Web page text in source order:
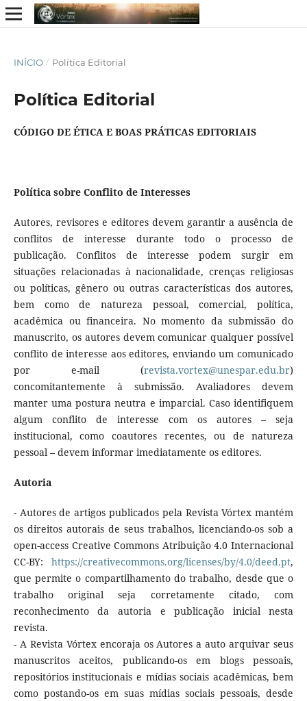
INÍCIO / Política Editorial
Política Editorial
CÓDIGO DE ÉTICA E BOAS PRÁTICAS EDITORIAIS
Política sobre Conflito de Interesses
Autores, revisores e editores devem garantir a ausência de
conflitos de interesse durante todo o processo de
publicação. Conflitos de interesse podem surgir em
situações relacionadas à nacionalidade, crenças religiosas
ou políticas, gênero ou outras características dos autores,
bem como de natureza pessoal, comercial, política,
acadêmica ou financeira. No momento da submissão do
manuscrito, os autores devem comunicar qualquer possível
conflito de interesse aos editores, enviando um comunicado
por e-mail (revista.vortex@unespar.edu.br)
concomitantemente à submissão. Avaliadores devem
manter uma postura neutra e imparcial. Caso identifiquem
algum conflito de interesse com os autores – seja
institucional, como coautores recentes, ou de natureza
pessoal – devem informar imediatamente os editores.
Autoria
- Autores de artigos publicados pela Revista Vórtex mantém
os direitos autorais de seus trabalhos, licenciando-os sob a
open-access Creative Commons Atribuição 4.0 Internacional
CC-BY:https://creativecommons.org/licenses/by/4.0/deed.pt,
que permite o compartilhamento do trabalho, desde que o
trabalho original seja corretamente citado, com
reconhecimento da autoria e publicação inicial nesta
revista.
- A Revista Vórtex encoraja os Autores a auto arquivar seus
manuscritos aceitos, publicando-os em blogs pessoais,
repositórios institucionais e mídias sociais acadêmicas, bem
como postando-os em suas mídias sociais pessoais, desde